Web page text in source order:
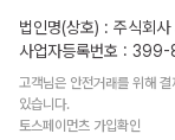
법인명(상호) : 주식회사
사업자등록번호 :
고객님은 안전거래를 위해
있습니다.
토스페이먼츠 가입확인